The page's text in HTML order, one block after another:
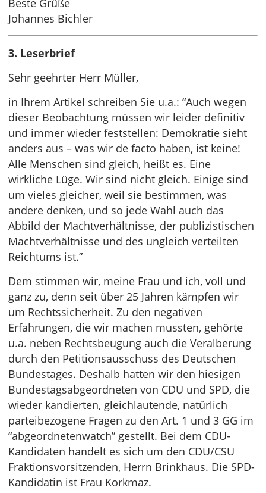
Beste Grüße
Johannes Bichler
3. Leserbrief
Sehr geehrter Herr Müller,
in Ihrem Artikel schreiben Sie u.a.: “Auch wegen
dieser Beobachtung müssen wir leider definitiv
und immer wieder feststellen: Demokratie sieht
anders aus – was wir de facto haben, ist keine!
Alle Menschen sind gleich, heißt es. Eine
wirkliche Lüge. Wir sind nicht gleich. Einige sind
um vieles gleicher, weil sie bestimmen, was
andere denken, und so jede Wahl auch das
Abbild der Machtverhältnisse, der publizistischen
Machtverhältnisse und des ungleich verteilten
Reichtums ist.”
Dem stimmen wir, meine Frau und ich, voll und
ganz zu, denn seit über 25 Jahren kämpfen wir
um Rechtssicherheit. Zu den negativen
Erfahrungen, die wir machen mussten, gehörte
u.a. neben Rechtsbeugung auch die Veralberung
durch den Petitionsausschuss des Deutschen
Bundestages. Deshalb hatten wir den hiesigen
Bundestagsabgeordneten von CDU und SPD, die
wieder kandierten, gleichlautende, natürlich
parteibezogene Fragen zu den Art. 1 und 3 GG im
“abgeordnetenwatch” gestellt. Bei dem CDU-
Kandidaten handelt es sich um den CDU/CSU
Fraktionsvorsitzenden, Herrn Brinkhaus. Die SPD-
Kandidatin ist Frau Korkmaz.